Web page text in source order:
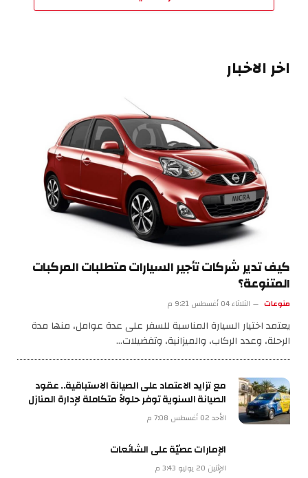
اخر الاخبار
كيف تدير شركات تأجير السيارات متطلبات المركبات
المتنوعة؟
منوعات الثلاثاء 04 أغسطس 9:21 م
يعتمد اختيار السيارة المناسبة للسفر على عدة عوامل، منها مدة
الرحلة، وعدد الركاب، والميزانية، وتفضيلات…
مع تزايد الاعتماد على الصيانة الاستباقية.. عقود
الصيانة السنوية توفر حلولاً متكاملة لإدارة المنازل
الأحد 02 أغسطس 7:08 م
الإمارات عصيّة على الشائعات
الإثنين 20 يوليو 3:43 م